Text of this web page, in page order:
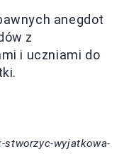
anegdot
z
i uczniami do
wyjatkowa-